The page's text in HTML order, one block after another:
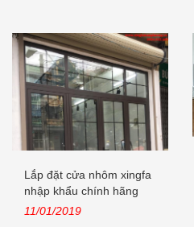
Lắp đặt cửa nhôm xingfa
nhập khẩu chính hãng
tại...
11/01/2019